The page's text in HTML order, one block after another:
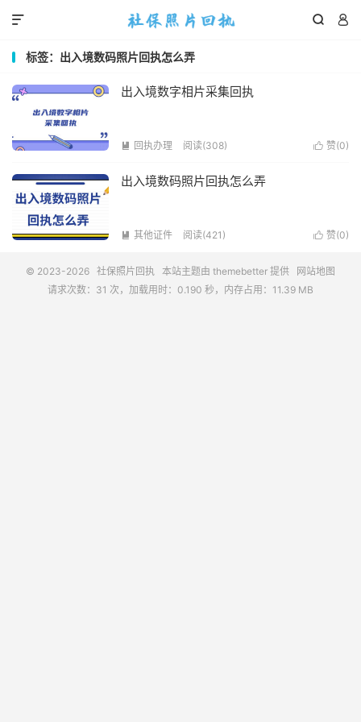
 

标签：出入境数码照片回执怎么弄
出入境数字相片采集回执
 赞(0)
 回执办理 阅读(308)
出入境数码照片回执怎么弄
 赞(0)
 其他证件 阅读(421)
© 2023-2026 社保照片回执 本站主题由 themebetter 提供
网站地图
请求次数：31 次，加载用时：0.190 秒，内存占用：11.39 MB